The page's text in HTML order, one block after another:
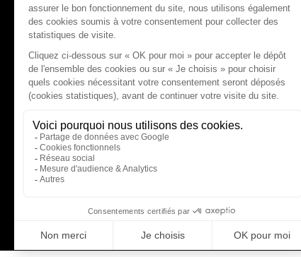
regardé comme une charge. Le rapport que la
des monum...
CABINET D'AVOCATS GAUCHER-PIOLA
20 avenue Galliéni - 33500 LIBOURNE
Tél :05 57 55 87 30 - Fax : 05 57 51 73 64
Email :gaucher-piola@gaucher-piola-avocat.fr
NOUS CONTACTER NOUS LOCALISER